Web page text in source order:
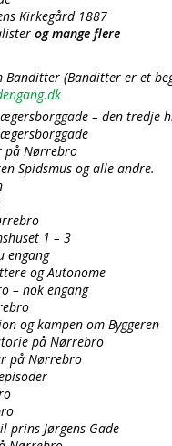
Kirkegård 1887
og mange flere
Banditter (Banditter er et
– den tredje
på Nørrebro
Spidsmus og alle andre.
1 – 3
engang
og Autonome
– nok engang
og kampen om Byggeren
på Nørrebro
på Nørrebro
prins Jørgens Gade